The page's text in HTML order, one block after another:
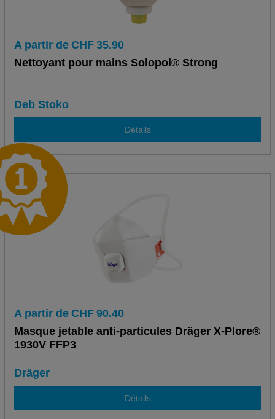
A partir de CHF 35.90
Nettoyant pour mains Solopol® Strong
Deb Stoko
Détails
A partir de CHF 90.40
Masque jetable anti-particules Dräger X-Plore®
1930V FFP3
Dräger
Détails